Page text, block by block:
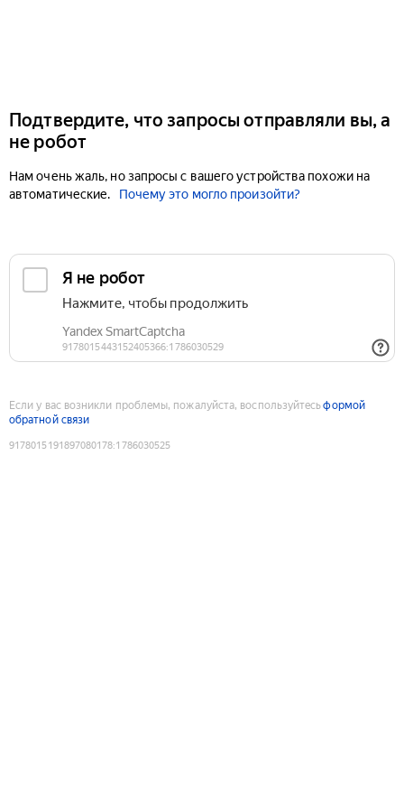
Подтвердите, что запросы отправляли вы, а
не робот
Нам очень жаль, но запросы с вашего устройства похожи на
автоматические.
Почему это могло произойти?
Если у вас возникли проблемы, пожалуйста, воспользуйтесьформой
обратной связи
9178015191897080178:1786030525